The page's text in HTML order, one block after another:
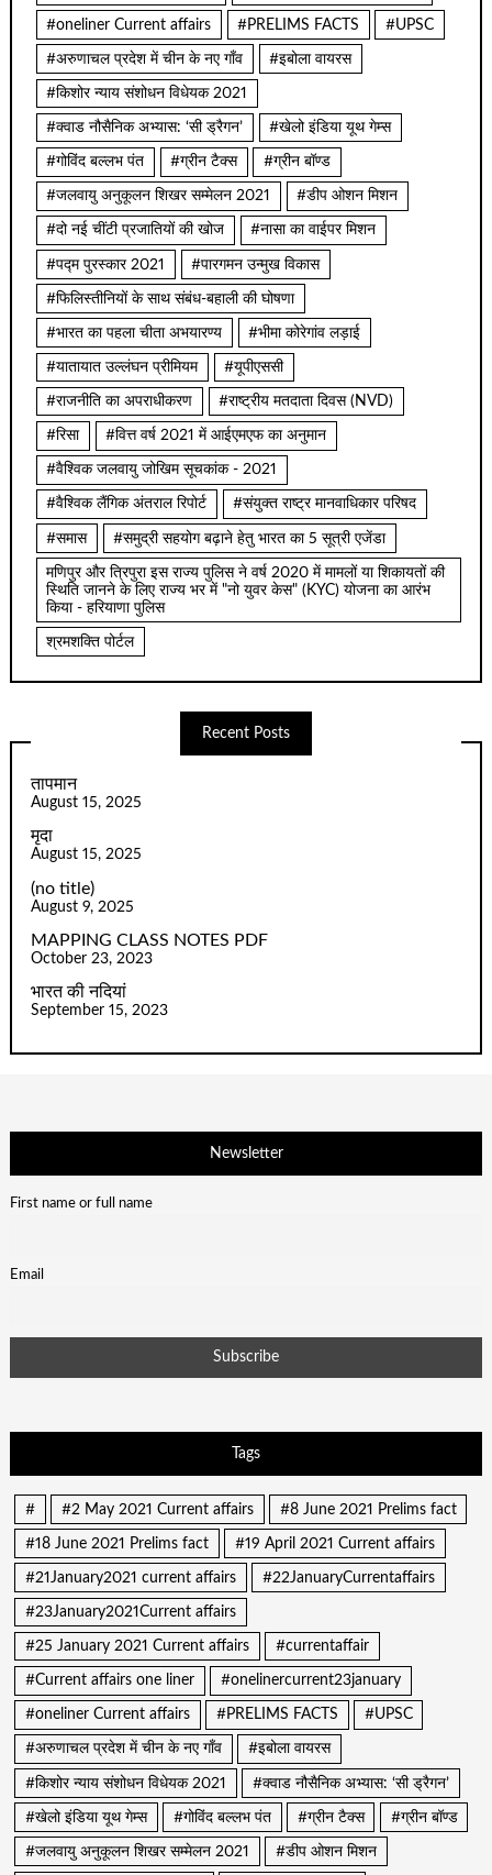
#oneliner Current affairs #PRELIMS FACTS #UPSC
#अरुणाचल प्रदेश में चीन के नए गाँव #इबोला वायरस
#किशोर न्याय संशोधन विधेयक 2021
#क्वाड नौसैनिक अभ्यास: ‘सी ड्रैगन’ #खेलो इंडिया यूथ गेम्स
#गोविंद बल्लभ पंत #ग्रीन टैक्स #ग्रीन बॉण्ड
#जलवायु अनुकूलन शिखर सम्मेलन 2021 #डीप ओशन मिशन
#दो नई चींटी प्रजातियों की खोज #नासा का वाईपर मिशन
#पद्म पुरस्कार 2021 #पारगमन उन्मुख विकास
#फिलिस्तीनियों के साथ संबंध-बहाली की घोषणा
#भारत का पहला चीता अभयारण्य #भीमा कोरेगांव लड़ाई
#यातायात उल्लंघन प्रीमियम #यूपीएससी
#राजनीति का अपराधीकरण #राष्ट्रीय मतदाता दिवस (NVD)
#रिसा #वित्त वर्ष 2021 में आईएमएफ का अनुमान
#वैश्विक जलवायु जोखिम सूचकांक - 2021
#वैश्विक लैंगिक अंतराल रिपोर्ट #संयुक्त राष्ट्र मानवाधिकार परिषद
#समास #समुद्री सहयोग बढ़ाने हेतु भारत का 5 सूत्री एजेंडा
मणिपुर और त्रिपुरा इस राज्य पुलिस ने वर्ष 2020 में मामलों या शिकायतों की
स्थिति जानने के लिए राज्य भर में "नो युवर केस" (KYC) योजना का आरंभ
किया - हरियाणा पुलिस
श्रमशक्ति पोर्टल
Recent Posts
तापमान
August 15, 2025
मृदा
August 15, 2025
(no title)
August 9, 2025
MAPPING CLASS NOTES PDF
October 23, 2023
भारत की नदियां
September 15, 2023
Newsletter
First name or full name
Email
Tags
# #2 May 2021 Current affairs #8 June 2021 Prelims fact
#18 June 2021 Prelims fact #19 April 2021 Current affairs
#21January2021 current affairs #22JanuaryCurrentaffairs
#23January2021Current affairs
#25 January 2021 Current affairs #currentaffair
#Current affairs one liner #onelinercurrent23january
#oneliner Current affairs #PRELIMS FACTS #UPSC
#अरुणाचल प्रदेश में चीन के नए गाँव #इबोला वायरस
#किशोर न्याय संशोधन विधेयक 2021 #क्वाड नौसैनिक अभ्यास: ‘सी ड्रैगन’
#खेलो इंडिया यूथ गेम्स #गोविंद बल्लभ पंत #ग्रीन टैक्स #ग्रीन बॉण्ड
#जलवायु अनुकूलन शिखर सम्मेलन 2021 #डीप ओशन मिशन